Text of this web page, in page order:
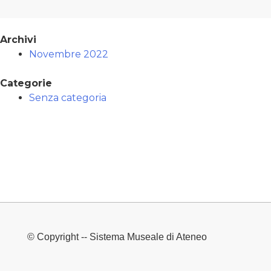
Archivi
Novembre 2022
Categorie
Senza categoria
© Copyright -- Sistema Museale di Ateneo